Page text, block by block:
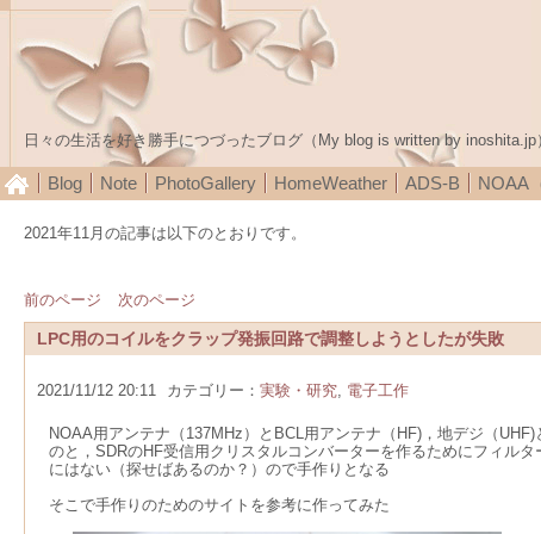
日々の生活を好き勝手につづったブログ（My blog is written by inoshita.jp
Blog Note PhotoGallery HomeWeather ADS-B NOAA
2021年11月の記事は以下のとおりです。
前のページ
次のページ
LPC用のコイルをクラップ発振回路で調整しようとしたが失敗
2021/11/12 20:11 カテゴリー： 実験・研究, 電子工作
NOAA用アンテナ（137MHz）とBCL用アンテナ（HF)，地デジ（
のと，SDRのHF受信用クリスタルコンバーターを作るためにフィル
にはない（探せばあるのか？）ので手作りとなる
そこで手作りのためのサイトを参考に作ってみた